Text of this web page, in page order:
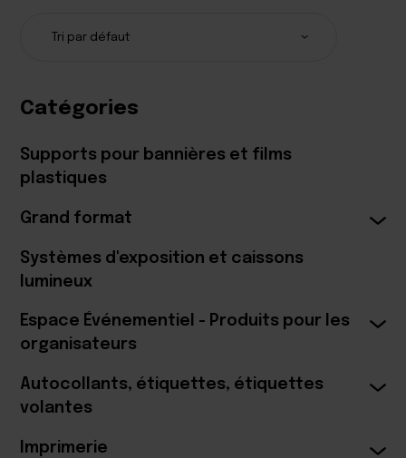
Catégories
Supports pour bannières et films
plastiques
Grand format
Systèmes d'exposition et caissons
lumineux
Espace Événementiel - Produits pour les
organisateurs
Autocollants, étiquettes, étiquettes
volantes
Imprimerie